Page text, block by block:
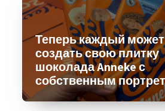
Теперь каждый может
создать свою плитку
шоколада Anneke с
собственным